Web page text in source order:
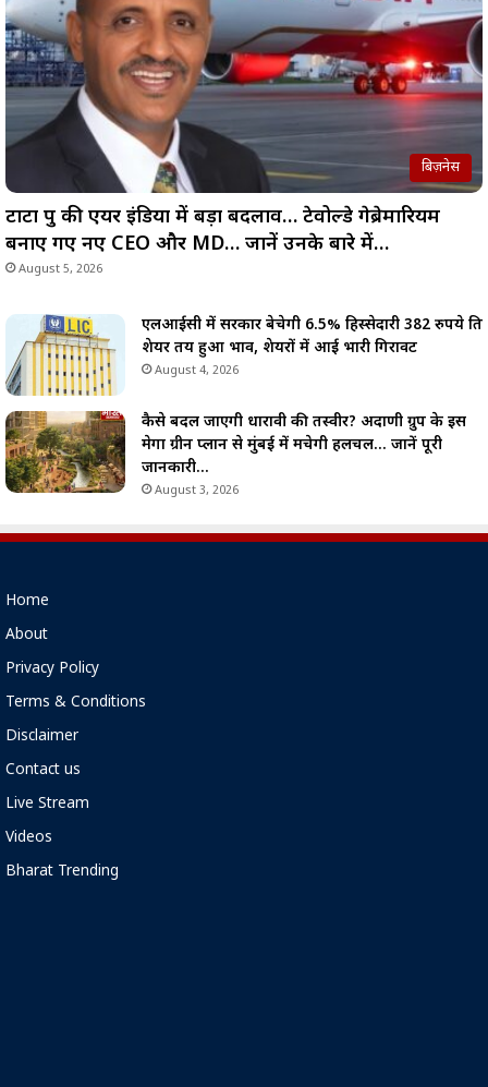
बिज़नेस
टाटा ग्रुप की एयर इंडिया में बड़ा बदलाव… टेवोल्डे गेब्रेमारियम
बनाए गए नए CEO और MD… जानें उनके बारे में…
August 5, 2026
एलआईसी में सरकार बेचेगी 6.5% हिस्सेदारी 382 रुपये प्रति
शेयर तय हुआ भाव, शेयरों में आई भारी गिरावट
August 4, 2026
कैसे बदल जाएगी धारावी की तस्वीर? अदाणी ग्रुप के इस
मेगा ग्रीन प्लान से मुंबई में मचेगी हलचल… जानें पूरी
जानकारी…
August 3, 2026
Home
About
Privacy Policy
Terms & Conditions
Disclaimer
Contact us
Live Stream
Videos
Bharat Trending